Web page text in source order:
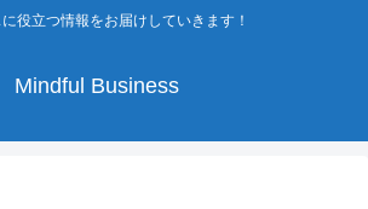
役立つ情報をお届けしていきます！
Mindful Business